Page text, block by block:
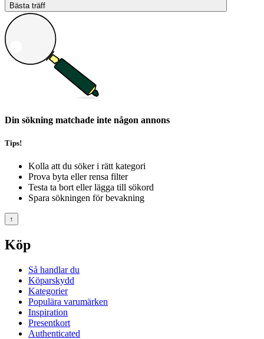
Bästa träff
Din sökning matchade inte någon annons
Tips!
Kolla att du söker i rätt kategori
Prova byta eller rensa filter
Testa ta bort eller lägga till sökord
Spara sökningen för bevakning
↑
Köp
Så handlar du
Köparskydd
Kategorier
Populära varumärken
Inspiration
Presentkort
Authenticated